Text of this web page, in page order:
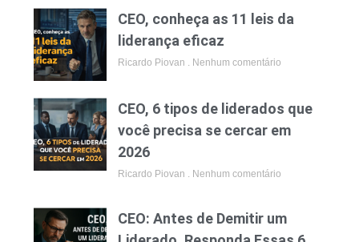
CEO, conheça as 11 leis da
liderança eficaz
Ricardo Piovan Nenhum comentário
CEO, 6 tipos de liderados que
você precisa se cercar em
2026
Ricardo Piovan Nenhum comentário
CEO: Antes de Demitir um